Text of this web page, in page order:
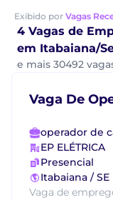
Exibido por Vagas
4 Vagas de
em Itabaiana/
e mais 30492
Vaga De
operador de
EP ELÉTRICA
Presencial
Itabaiana / SE
Vaga de